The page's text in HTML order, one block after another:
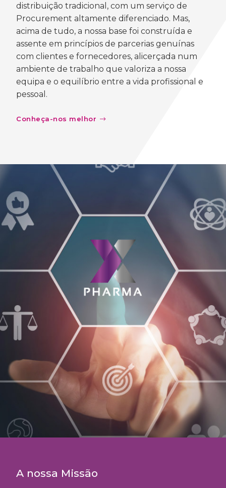
distribuição tradicional, com um serviço de
Procurement altamente diferenciado. Mas,
acima de tudo, a nossa base foi construída e
assente em princípios de parcerias genuínas
com clientes e fornecedores, alicerçada num
ambiente de trabalho que valoriza a nossa
equipa e o equilíbrio entre a vida profissional e
pessoal.
Conheça-nos melhor
A nossa Missão